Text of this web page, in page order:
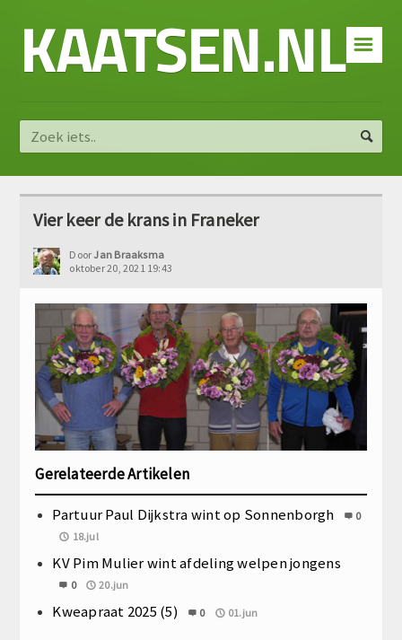
☰
KAATSEN.NL
Vier keer de krans in Franeker
DoorJan Braaksma
oktober 20, 2021 19:43
Gerelateerde Artikelen
Partuur Paul Dijkstra wint op Sonnenborgh
0
18.jul
KV Pim Mulier wint afdeling welpen jongens
0 20.jun
Kweapraat 2025 (5) 0 01.jun